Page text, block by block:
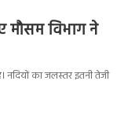
मौसम विभाग ने
नदियों का जलस्तर इतनी तेजी